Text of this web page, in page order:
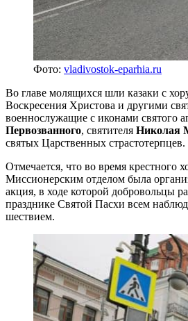
Фото: vladivostok-eparhia.ru
Во главе молящихся шли казаки с
Воскресения Христова и другими
военнослужащие с иконами святого
Первозванного, святителя Николая
святых Царственных страстотерпцев.
Отмечается, что во время крестного
Миссионерским отделом была
акция, в ходе которой добровольцы
празднике Святой Пасхи всем
шествием.